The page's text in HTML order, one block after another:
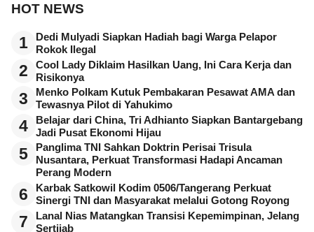
HOT NEWS
1
Dedi Mulyadi Siapkan Hadiah bagi Warga Pelapor
Rokok Ilegal
2
Cool Lady Diklaim Hasilkan Uang, Ini Cara Kerja dan
Risikonya
3
Menko Polkam Kutuk Pembakaran Pesawat AMA dan
Tewasnya Pilot di Yahukimo
4
Belajar dari China, Tri Adhianto Siapkan Bantargebang
Jadi Pusat Ekonomi Hijau
5
Panglima TNI Sahkan Doktrin Perisai Trisula
Nusantara, Perkuat Transformasi Hadapi Ancaman
Perang Modern
6
Karbak Satkowil Kodim 0506/Tangerang Perkuat
Sinergi TNI dan Masyarakat melalui Gotong Royong
7
Lanal Nias Matangkan Transisi Kepemimpinan, Jelang
Sertijab